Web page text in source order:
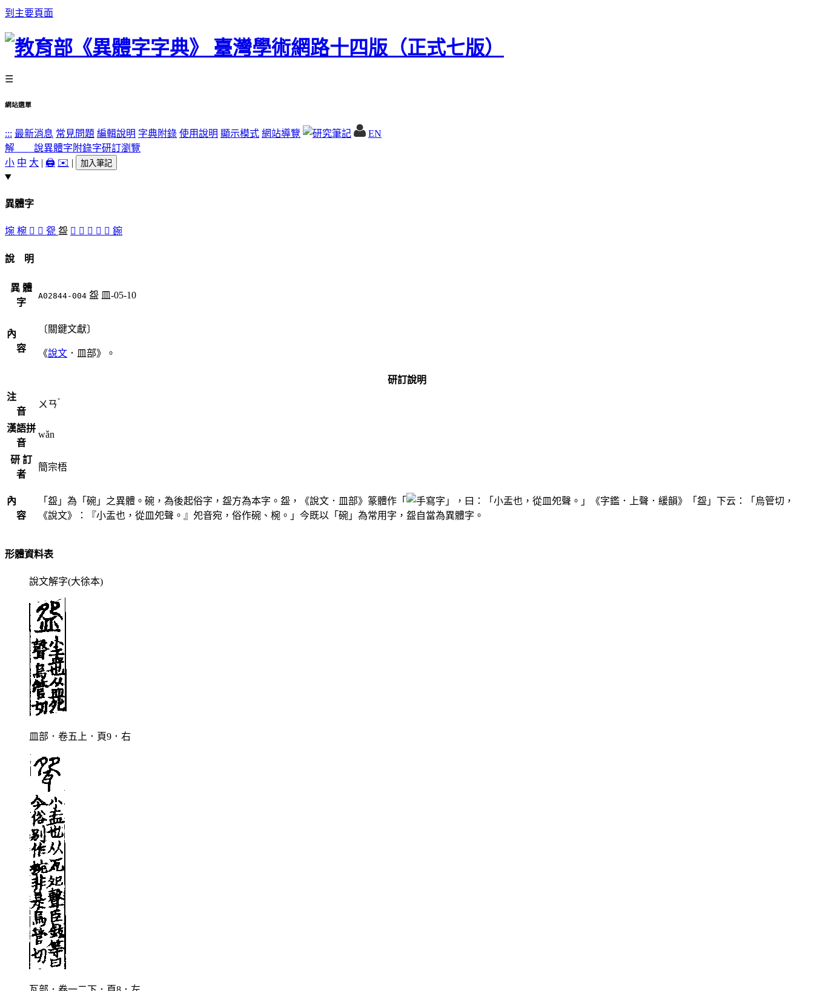
到主要頁面
☰
網站選單
::: 最新消息 常見問題 編輯說明 字典附錄 使用說明 顯示模式 網站導覽
EN
解 說異體字 附錄字研訂瀏覽
小 中 大 | 🖨️ ✉️ | 加入筆記
異體字
埦 椀 󴀪 󴀬 㼝 盌 󴀫 󴀩 󴀦 󴀨 󴀧 鋺
說 明
異 體
字
A02844-004 盌 皿-05-10
內
容
〔關鍵文獻〕
《說文 ．皿部》。
研訂說明
注
音
ㄨㄢˇ
漢語拼
音
wǎn
研 訂
者
簡宗梧
內
容
「盌」為「碗」之異體。碗，為後起俗字，盌方為本字。盌，《說文．皿部》篆體作「
」，曰：「小盂也，從皿夗聲。」《字鑑．上聲．緩韻》「盌」下云：「烏管切，
《說文》：『小盂也，從皿夗聲。』夗音宛，俗作碗、椀。」今既以「碗」為常用字，盌自當為異體字。
形體資料表
說文解字(大徐本)
皿部．卷五上．頁9．右